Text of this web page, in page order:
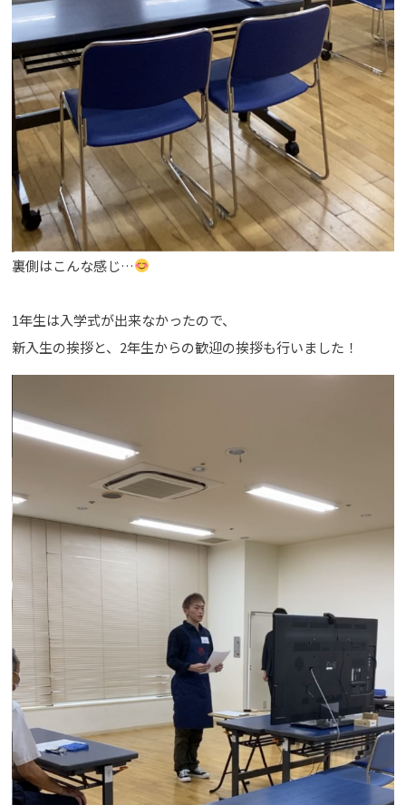
裏側はこんな感じ…
1年生は入学式が出来なかったので、
新入生の挨拶と、2年生からの歓迎の挨拶も行いました！